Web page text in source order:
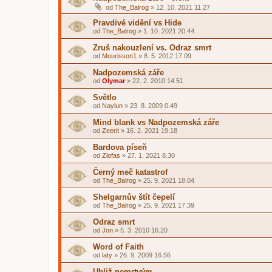
od The_Balrog » 12. 10. 2021 11.27
Pravdivé vidění vs Hide
od The_Balrog » 1. 10. 2021 20.44
Zruš nakouzlení vs. Odraz smrt
od Mourisson1 » 8. 5. 2012 17.09
Nadpozemská záře
od Olymar» 22. 2. 2010 14.51
Světlo
od Naylun » 23. 8. 2009 0.49
Mind blank vs Nadpozemská záře
od Zeerit » 16. 2. 2021 19.18
Bardova píseň
od Zlofas » 27. 1. 2021 8.30
Černý meč katastrof
od The_Balrog » 25. 9. 2021 18.04
Shelgarnův štít čepelí
od The_Balrog » 25. 9. 2021 17.39
Odraz smrt
od Jon » 5. 3. 2010 16.20
Word of Faith
od laty » 26. 9. 2009 16.56